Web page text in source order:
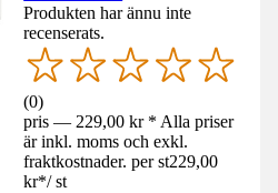
Produkten har ännu inte
recenserats.
(0)
pris — 229,00 kr * Alla priser
är inkl. moms och exkl.
fraktkostnader. per st229,00
kr*/ st